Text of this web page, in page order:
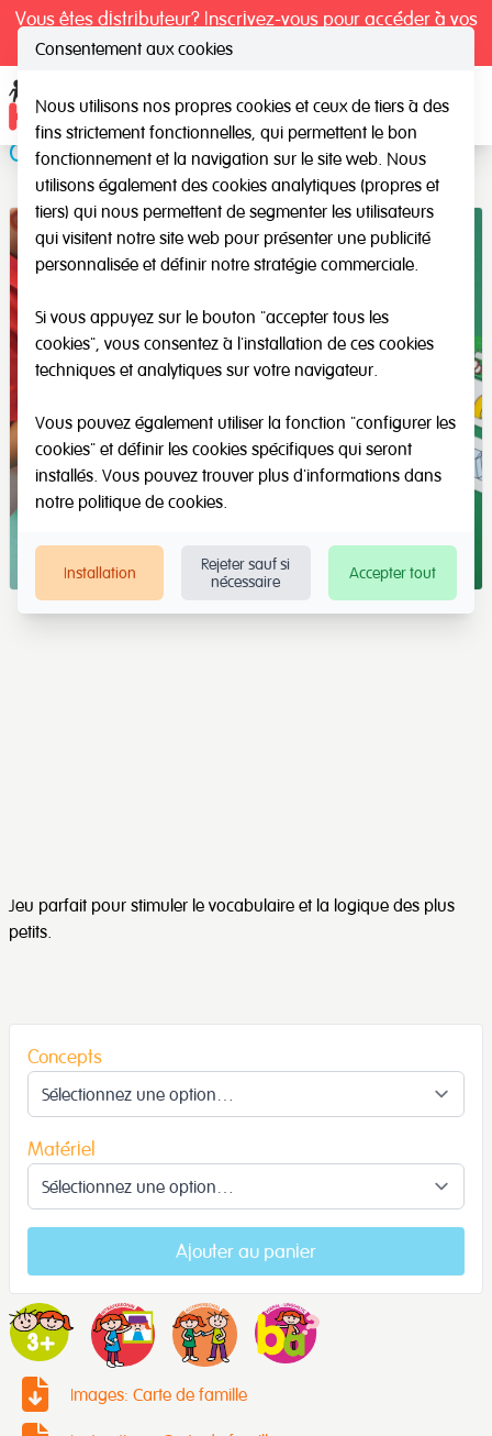
Vous êtes distributeur? Inscrivez-vous pour accéder à vos
tarifs exclusifs.
Carte de famille
Jeu parfait pour stimuler le vocabulaire et la logique des plus
petits.
Concepts
Matériel
Ajouter au panier
Images: Carte de famille
Consentement aux cookies
Nous utilisons nos propres cookies et ceux de tiers à des
fins strictement fonctionnelles, qui permettent le bon
fonctionnement et la navigation sur le site web. Nous
utilisons également des cookies analytiques (propres et
tiers) qui nous permettent de segmenter les utilisateurs
qui visitent notre site web pour présenter une publicité
personnalisée et définir notre stratégie commerciale.
Si vous appuyez sur le bouton "accepter tous les
cookies", vous consentez à l'installation de ces cookies
techniques et analytiques sur votre navigateur.
Vous pouvez également utiliser la fonction "configurer les
cookies" et définir les cookies spécifiques qui seront
installés. Vous pouvez trouver plus d'informations dans
notre politique de cookies.
Installation
Rejeter sauf si
nécessaire
Accepter tout